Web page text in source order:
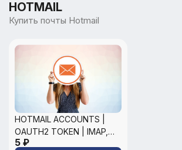
HOTMAIL
Купить почты Hotmail
HOTMAIL ACCOUNTS |
OAUTH2 TOKEN | IMAP,
POP3, SMTP
5 ₽